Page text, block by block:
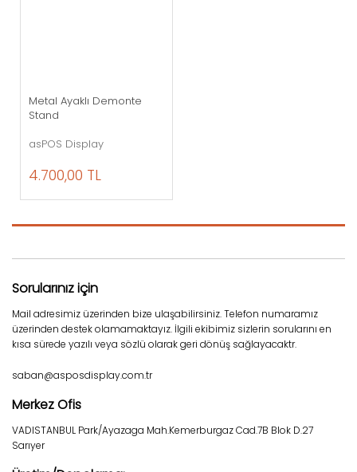
Metal Ayaklı Demonte
Stand
asPOS Display
4.700,00 TL
Sorularınız için
Mail adresimiz üzerinden bize ulaşabilirsiniz. Telefon numaramız
üzerinden destek olamamaktayız. İlgili ekibimiz sizlerin sorularını en
kısa sürede yazılı veya sözlü olarak geri dönüş sağlayacaktr.
saban@asposdisplay.com.tr
Merkez Ofis
VADISTANBUL Park/Ayazaga Mah.Kemerburgaz Cad.7B Blok D.27
Sarıyer